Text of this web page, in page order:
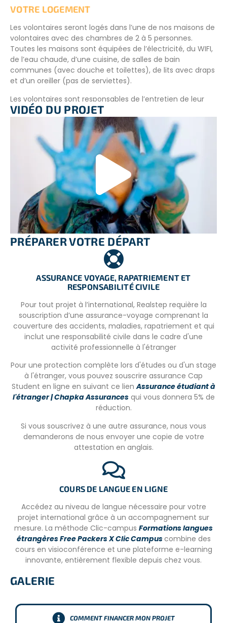
VOTRE LOGEMENT
Les volontaires seront logés dans l’une de nos maisons de
volontaires avec des chambres de 2 à 5 personnes.
Toutes les maisons sont équipées de l’électricité, du WIFI,
de l’eau chaude, d’une cuisine, de salles de bain
communes (avec douche et toilettes), de lits avec draps
et d’un oreiller (pas de serviettes).
Les volontaires sont responsables de l’entretien de leur
propre chambre et de la maison des volontaires. Les
salles de bain sont nettoyées tous les jours par le
personnel de nettoyage et le linge est changé une fois
par semaine. Les maisons sont situées à 5mn à pied de la
plage et des restaurants. Le personnel de l’association est
en permanence à l’auberge, assiste et guide les
volontaires dans toutes les activités et organise les
événements sociaux en dehors des missions.
Des chambres doubles et individuelles sont également à
disposition des volontaires avec un supplément.
INFORMATIONS COMPLÉMENTAIRES
Tous les projets éducatifs à Cape Town sont fermés
pendant les vacances de Noël, de mi décembre à mi
janvier. L’hébergement et les repas sont toujours inclus
participants à se joindre à eux pour le repas de Noël le 25
décembre s’ils le souhaitent.
Pendant la période des vacances scolaires, les enfants et
volontaires participent au Holiday Club et occupent les
journées des enfants avec des activités en plein air et
éducatives.
LES CONDITIONS
– Une copie du passeport.
– Une copie du casier judiciaire.
– Pour les mineurs, une autorisation parentale signée par
les autorités françaises
VIDÉO DU PROJET
PRÉPARER VOTRE DÉPART
ASSURANCE VOYAGE, RAPATRIEMENT ET
RESPONSABILITÉ CIVILE
Pour tout projet à l’international, Realstep requière la
souscription d’une assurance-voyage comprenant la
couverture des accidents, maladies, rapatriement et qui
inclut une responsabilité civile dans le cadre d'une
activité professionnelle à l'étranger
Pour une protection complète lors d'études ou d'un stage
à l'étranger, vous pouvez souscrire assurance Cap
Student en ligne en suivant ce lienAssurance étudiant à
l'étranger | Chapka Assurancesqui vous donnera 5% de
réduction.
Si vous souscrivez à une autre assurance, nous vous
demanderons de nous envoyer une copie de votre
attestation en anglais.
COURS DE LANGUE EN LIGNE
Accédez au niveau de langue nécessaire pour votre
projet international grâce à un accompagnement sur
mesure. La méthode Clic-campus Formations langues
étrangères Free Packers X Clic Campuscombine des
cours en visioconférence et une plateforme e-learning
innovante, entièrement flexible depuis chez vous.
GALERIE
COMMENT FINANCER MON PROJET